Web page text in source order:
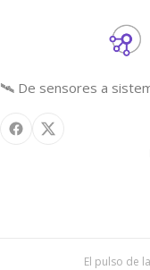
🛰️ De sensores a
El pulso de